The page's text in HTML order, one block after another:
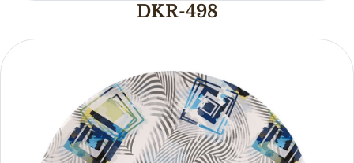
DKR-498